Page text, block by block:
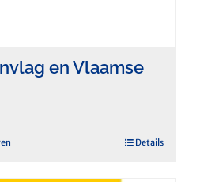
en Vlaamse
Details